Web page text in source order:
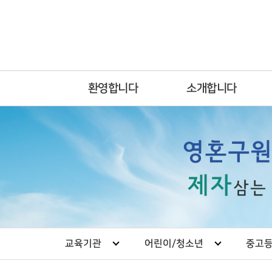
환영합니다 소개합니다
교육기관 어린이/청소년 중고